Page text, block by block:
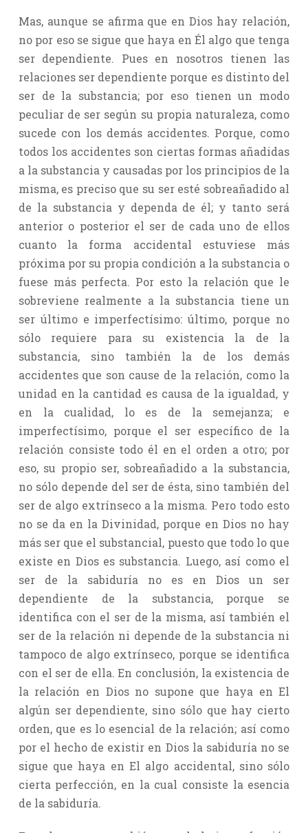
Mas, aunque se afirma que en Dios hay relación,
no por eso se sigue que haya en Él algo que tenga
ser dependiente. Pues en nosotros tienen las
relaciones ser dependiente porque es distinto del
ser de la substancia; por eso tienen un modo
peculiar de ser según su propia naturaleza, como
sucede con los demás accidentes. Porque, como
todos los accidentes son ciertas formas añadidas
a la substancia y causadas por los principios de la
misma, es preciso que su ser esté sobreañadido al
de la substancia y dependa de él; y tanto será
anterior o posterior el ser de cada uno de ellos
cuanto la forma accidental estuviese más
próxima por su propia condición a la substancia o
fuese más perfecta. Por esto la relación que le
sobreviene realmente a la substancia tiene un
ser último e imperfectísimo: último, porque no
sólo requiere para su existencia la de la
substancia, sino también la de los demás
accidentes que son cause de la relación, como la
unidad en la cantidad es causa de la igualdad, y
en la cualidad, lo es de la semejanza; e
imperfectísimo, porque el ser específico de la
relación consiste todo él en el orden a otro; por
eso, su propio ser, sobreañadido a la substancia,
no sólo depende del ser de ésta, sino también del
ser de algo extrínseco a la misma. Pero todo esto
no se da en la Divinidad, porque en Dios no hay
más ser que el substancial, puesto que todo lo que
existe en Dios es substancia. Luego, así como el
ser de la sabiduría no es en Dios un ser
dependiente de la substancia, porque se
identifica con el ser de la misma, así también el
ser de la relación ni depende de la substancia ni
tampoco de algo extrínseco, porque se identifica
con el ser de ella. En conclusión, la existencia de
la relación en Dios no supone que haya en El
algún ser dependiente, sino sólo que hay cierto
orden, que es lo esencial de la relación; así como
por el hecho de existir en Dios la sabiduría no se
sigue que haya en El algo accidental, sino sólo
cierta perfección, en la cual consiste la esencia
de la sabiduría.